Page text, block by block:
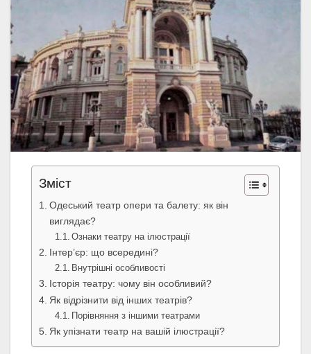
Зміст
Одеський театр опери та балету: як він
виглядає?
Ознаки театру на ілюстрації
Інтер’єр: що всередині?
Внутрішні особливості
Історія театру: чому він особливий?
Як відрізнити від інших театрів?
Порівняння з іншими театрами
Як упізнати театр на вашій ілюстрації?